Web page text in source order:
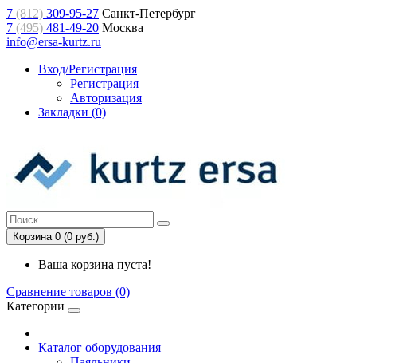
7 (812) 309-95-27 Санкт-Петербург
7 (495) 481-49-20 Москва
info@ersa-kurtz.ru
Вход/Регистрация
Регистрация
Авторизация
Закладки (0)
Корзина 0 (0 руб.)
Ваша корзина пуста!
Сравнение товаров (0)
Категории
Каталог оборудования